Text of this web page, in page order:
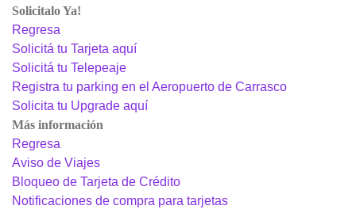
Solicitalo Ya!
Regresa
Solicitá tu Tarjeta aquí
Solicitá tu Telepeaje
Registra tu parking en el Aeropuerto de Carrasco
Solicita tu Upgrade aquí
Más información
Regresa
Aviso de Viajes
Bloqueo de Tarjeta de Crédito
Notificaciones de compra para tarjetas